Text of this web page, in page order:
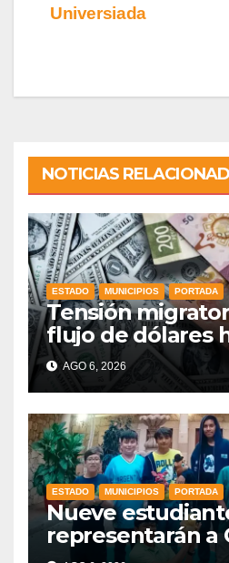
Universiada
NOTICIAS
ESTADO MUNICIPIOS PORTADA
Tensión
flujo de dólares
municipios de
AGO 6, 2026
ESTADO MUNICIPIOS PORTADA
Nueve
representarán a